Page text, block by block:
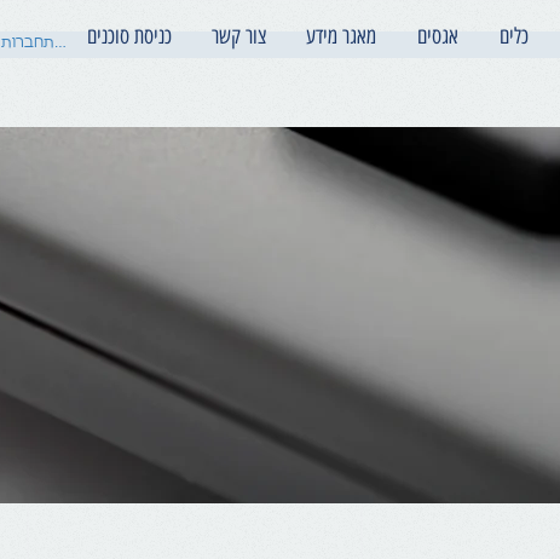
כלים אגסים מאגר מידע צור קשר כניסת סוכנים להתחברות